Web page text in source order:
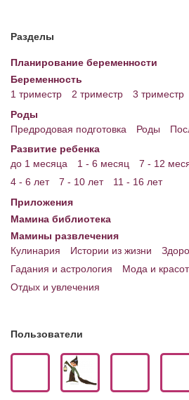
Энциклопедия
МАМИНА БИБЛИОТЕКА
Имена. Святцы
Энциклопедия беременных
Мамина энциклопедия
Сервис. Оценка роста и веса
Приложения для Android
Полезные ссылки
Блог Администратора
О проекте
Разделы
Планирование беременности
Беременность
1 триместр
2 триместр
3 триместр
Роды
Предродовая подготовка
Роды
Развитие ребенка
до 1 месяца
1 - 6 месяц 7 - 12
4 - 6 лет
7 - 10 лет
11 - 16 лет
Приложения
Мамина библиотека
Мамины развлечения
Кулинария
Истории из жизни
Гадания и астрология
Мода и
Отдых и увлечения
Пользователи